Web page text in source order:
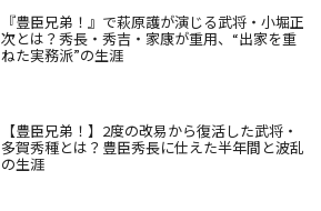
『豊臣兄弟！』で萩原護が演じる武将・小堀正
次とは？秀長・秀吉・家康が重用、“出家を重
ねた実務派”の生涯
【豊臣兄弟！】2度の改易から復活した武将・
多賀秀種とは？豊臣秀長に仕えた半年間と波乱
の生涯